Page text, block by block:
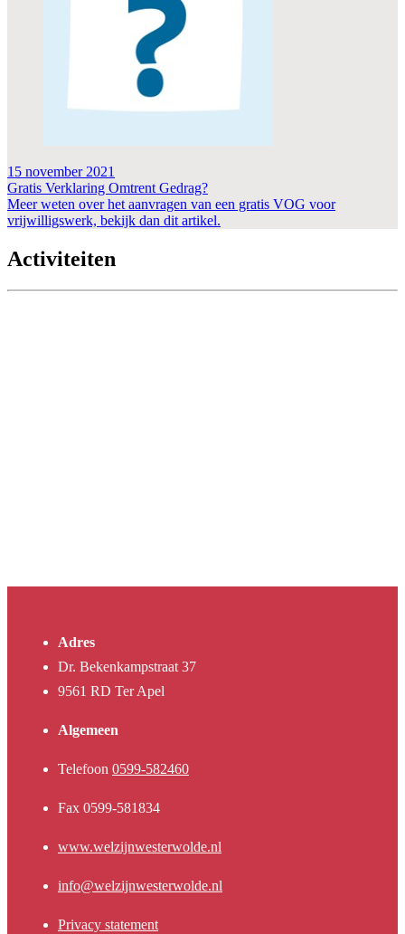
15 november 2021
Gratis Verklaring Omtrent Gedrag?
Meer weten over het aanvragen van een gratis VOG voor
vrijwilligswerk, bekijk dan dit artikel.
Activiteiten
Adres
Dr. Bekenkampstraat 37
9561 RD Ter Apel
Algemeen
Telefoon 0599-582460
Fax 0599-581834
www.welzijnwesterwolde.nl
info@welzijnwesterwolde.nl
Privacy statement